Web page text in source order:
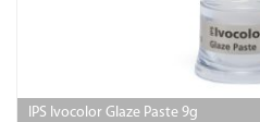
IPS Ivocolor Glaze Paste 9g